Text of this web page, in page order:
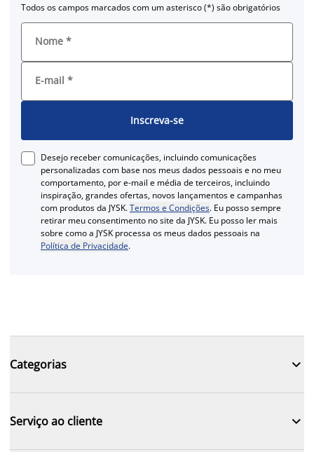
Todos os campos marcados com um asterisco (*) são obrigatórios
Nome *
E-mail *
Inscreva-se
Desejo receber comunicações, incluindo comunicações
personalizadas com base nos meus dados pessoais e no meu
comportamento, por e-mail e média de terceiros, incluindo
inspiração, grandes ofertas, novos lançamentos e campanhas
com produtos da JYSK.Termos e Condições. Eu posso sempre
retirar meu consentimento no site da JYSK. Eu posso ler mais
sobre como a JYSK processa os meus dados pessoais na
Política de Privacidade.
Categorias 
Serviço ao cliente 